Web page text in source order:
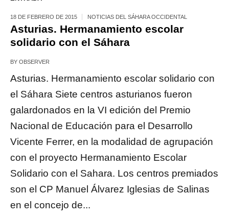
18 DE FEBRERO DE 2015 NOTICIAS DEL SÁHARA OCCIDENTAL
Asturias. Hermanamiento escolar
solidario con el Sáhara
BY OBSERVER
Asturias. Hermanamiento escolar solidario con
el Sáhara Siete centros asturianos fueron
galardonados en la VI edición del Premio
Nacional de Educación para el Desarrollo
Vicente Ferrer, en la modalidad de agrupación
con el proyecto Hermanamiento Escolar
Solidario con el Sahara. Los centros premiados
son el CP Manuel Álvarez Iglesias de Salinas
en el concejo de...